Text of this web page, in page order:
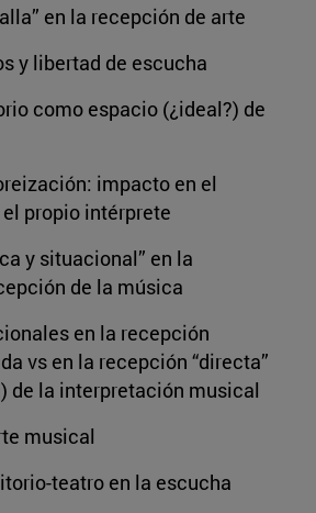
en la recepción de arte
y libertad de escucha
como espacio (¿ideal?) de
impacto en el
propio intérprete
y situacional” en la
de la música
en la recepción
vs en la recepción “directa”
de la interpretación musical
musical
teatro en la escucha